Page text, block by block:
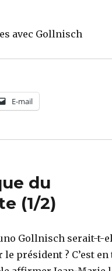
avec Gollnisch
E-mail
du
(1/2)
Gollnisch serait-t-
le président ? C’est